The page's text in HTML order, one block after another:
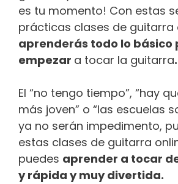
es tu momento! Con estas
prácticas clases de guitarra
aprenderás todo lo básico
empezar a tocar la guitarra.
El “no tengo tiempo”, “hay
más joven” o “las escuelas
ya no serán impedimento,
estas clases de guitarra
puedes aprender a tocar
y rápida y muy divertida.